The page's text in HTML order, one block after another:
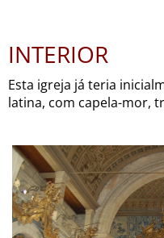
INTERIOR
Esta igreja já teria
latina, com capela-mor,